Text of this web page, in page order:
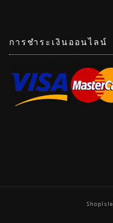
การชำระเงินออนไลน์
ShopIsle